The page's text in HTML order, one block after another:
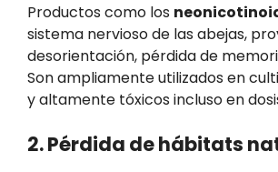
Productos como los
sistema nervioso de las abejas,
desorientación, pérdida de
Son ampliamente utilizados en
y altamente tóxicos incluso en
2. Pérdida de hábitats